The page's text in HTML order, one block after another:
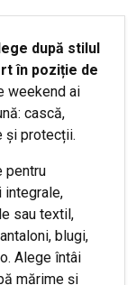
după stilul
în poziție de
weekend ai
cască,
și protecții.
pentru
integrale,
sau textil,
blugi,
Alege întâi
mărime și